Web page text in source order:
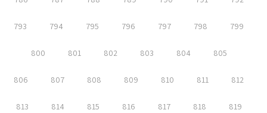
793 794 795 796 797 798 799
800 801 802 803 804 805
806 807 808 809 810 811 812
813 814 815 816 817 818 819